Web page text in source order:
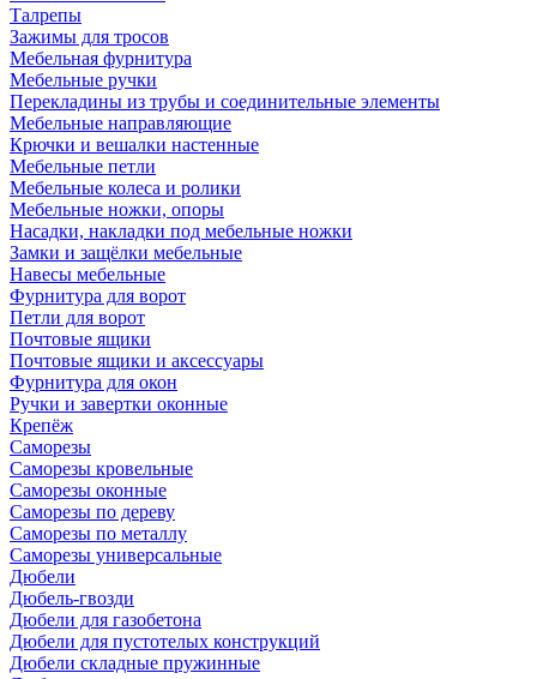
Талрепы
Зажимы для тросов
Мебельная фурнитура
Мебельные ручки
Перекладины из трубы и соединительные элементы
Мебельные направляющие
Крючки и вешалки настенные
Мебельные петли
Мебельные колеса и ролики
Мебельные ножки, опоры
Насадки, накладки под мебельные ножки
Замки и защёлки мебельные
Навесы мебельные
Фурнитура для ворот
Петли для ворот
Почтовые ящики
Почтовые ящики и аксессуары
Фурнитура для окон
Ручки и завертки оконные
Крепёж
Саморезы
Саморезы кровельные
Саморезы оконные
Саморезы по дереву
Саморезы по металлу
Саморезы универсальные
Дюбели
Дюбель-гвозди
Дюбели для газобетона
Дюбели для пустотелых конструкций
Дюбели складные пружинные